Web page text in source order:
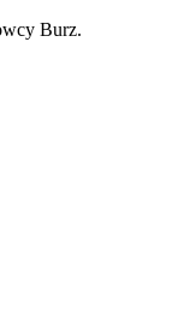
Burz.